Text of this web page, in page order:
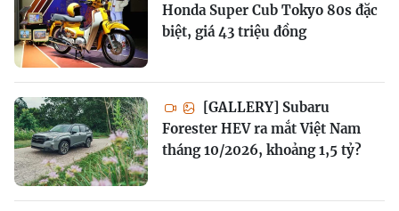
Honda Super Cub Tokyo 80s đặc
biệt, giá 43 triệu đồng
[GALLERY] Subaru
Forester HEV ra mắt Việt Nam
tháng 10/2026, khoảng 1,5 tỷ?